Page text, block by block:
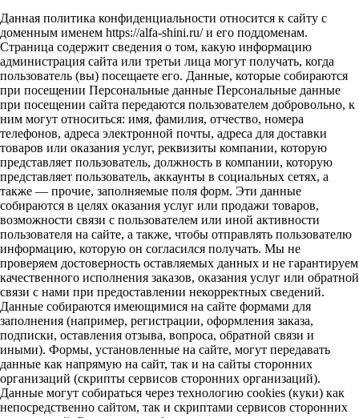
Данная политика конфиденциальности относится к сайту с
доменным именем https://alfa-shini.ru/ и его поддоменам.
Страница содержит сведения о том, какую информацию
администрация сайта или третьи лица могут получать, когда
пользователь (вы) посещаете его. Данные, которые собираются
при посещении Персональные данные Персональные данные
при посещении сайта передаются пользователем добровольно, к
ним могут относиться: имя, фамилия, отчество, номера
телефонов, адреса электронной почты, адреса для доставки
товаров или оказания услуг, реквизиты компании, которую
представляет пользователь, должность в компании, которую
представляет пользователь, аккаунты в социальных сетях, а
также — прочие, заполняемые поля форм. Эти данные
собираются в целях оказания услуг или продажи товаров,
возможности связи с пользователем или иной активности
пользователя на сайте, а также, чтобы отправлять пользователю
информацию, которую он согласился получать. Мы не
проверяем достоверность оставляемых данных и не гарантируем
качественного исполнения заказов, оказания услуг или обратной
связи с нами при предоставлении некорректных сведений.
Данные собираются имеющимися на сайте формами для
заполнения (например, регистрации, оформления заказа,
подписки, оставления отзыва, вопроса, обратной связи и
иными). Формы, установленные на сайте, могут передавать
данные как напрямую на сайт, так и на сайты сторонних
организаций (скрипты сервисов сторонних организаций).
Данные могут собираться через технологию cookies (куки) как
непосредственно сайтом, так и скриптами сервисов сторонних